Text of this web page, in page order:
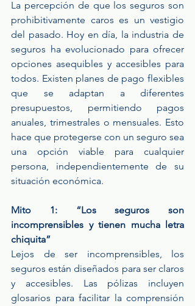
La percepción de que los seguros son
prohibitivamente caros es un vestigio
del pasado. Hoy en día, la industria de
seguros ha evolucionado para ofrecer
opciones asequibles y accesibles para
todos. Existen planes de pago flexibles
que se adaptan a diferentes
presupuestos, permitiendo pagos
anuales, trimestrales o mensuales. Esto
hace que protegerse con un seguro sea
una opción viable para cualquier
persona, independientemente de su
situación económica.
Mito 1: “Los seguros son
incomprensibles y tienen mucha letra
chiquita”
Lejos de ser incomprensibles, los
seguros están diseñados para ser claros
y accesibles. Las pólizas incluyen
glosarios para facilitar la comprensión